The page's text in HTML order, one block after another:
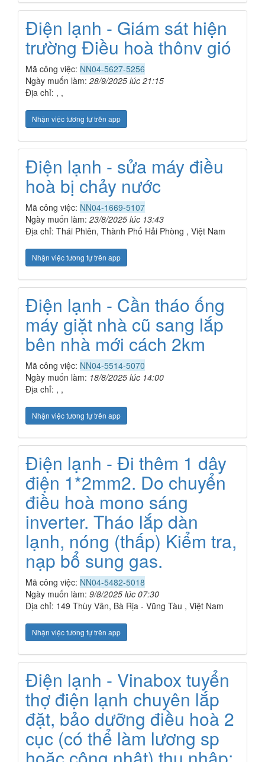
Điện lạnh - Giám sát hiện
trường Điều hoà thônv gió
Mã công việc: NN04-5627-5256
Ngày muốn làm: 28/9/2025 lúc 21:15
Địa chỉ: , ,
Nhận việc tương tự trên app
Điện lạnh - sửa máy điều
hoà bị chảy nước
Mã công việc: NN04-1669-5107
Ngày muốn làm: 23/8/2025 lúc 13:43
Địa chỉ: Thái Phiên, Thành Phố Hải Phòng , Việt Nam
Nhận việc tương tự trên app
Điện lạnh - Cần tháo ống
máy giặt nhà cũ sang lắp
bên nhà mới cách 2km
Mã công việc: NN04-5514-5070
Ngày muốn làm: 18/8/2025 lúc 14:00
Địa chỉ: , ,
Nhận việc tương tự trên app
Điện lạnh - Đi thêm 1 dây
điện 1*2mm2. Do chuyển
điều hoà mono sáng
inverter. Tháo lắp dàn
lạnh, nóng (thấp) Kiểm tra,
nạp bổ sung gas.
Mã công việc: NN04-5482-5018
Ngày muốn làm: 9/8/2025 lúc 07:30
Địa chỉ: 149 Thùy Vân, Bà Rịa - Vũng Tàu , Việt Nam
Nhận việc tương tự trên app
Điện lạnh - Vinabox tuyển
thợ điện lạnh chuyên lắp
đặt, bảo dưỡng điều hoà 2
cục (có thể làm lương sp